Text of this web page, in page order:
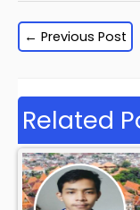
← Previous Post
Related